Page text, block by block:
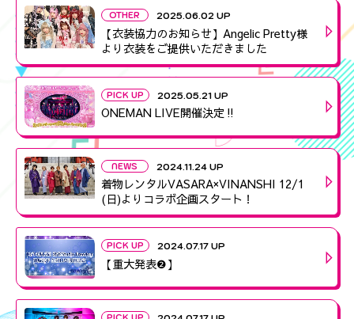
OTHER 2025.06.02 UP
【衣装協力のお知らせ】Angelic Pretty様
より衣装をご提供いただきました
PICK UP 2025.05.21 UP
ONEMAN LIVE開催決定‼️
NEWS 2024.11.24 UP
着物レンタルVASARA×VINANSHI 12/1
(日)よりコラボ企画スタート！
PICK UP 2024.07.17 UP
【重大発表❷】